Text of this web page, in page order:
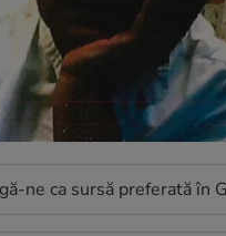
ne ca sursă preferată în